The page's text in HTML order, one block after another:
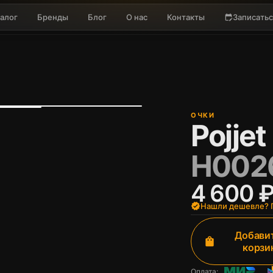
Бренды Блог О нас Контакты edit_calendar
ОЧКИ
Pojjet
4 600
verifiedНашли дешевле?
shopping_bag
Оплата: